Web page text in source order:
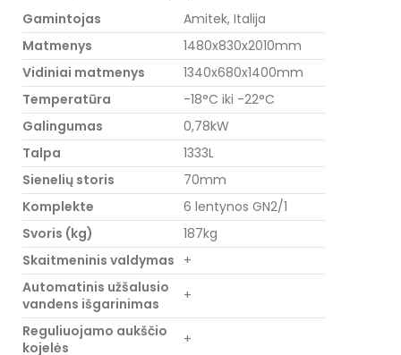
Gamintojas
Amitek, Italija
Matmenys
1480x830x2010mm
Vidiniai matmenys
1340x680x1400mm
Temperatūra
-18°C iki -22°C
Galingumas
0,78kW
Talpa
1333L
Sienelių storis
70mm
Komplekte
6 lentynos GN2/1
Svoris (kg)
187kg
Skaitmeninis valdymas +
Automatinis užšalusio
vandens išgarinimas
+
Reguliuojamo aukščio
kojelės
+